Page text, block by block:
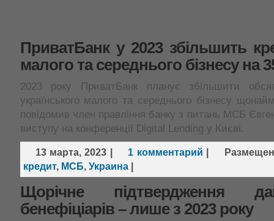
ПриватБанк у 2023 збільшить
малого та середнього бізнесу на
2023 року ПриватБанк планує збільшити
українського малого та середнього бізнесу
повідомив член правління банку з питань МСБ
виступу на конференції Digital Lending у Києві.
13 марта, 2023 1 комментарий
кредит, МСБ, Украина|
Щорічне підтвердження
бенефіціарів – лише з 2023 року